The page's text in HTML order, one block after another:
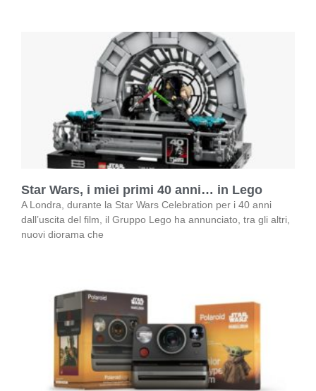
Star Wars, i miei primi 40 anni… in Lego
A Londra, durante la Star Wars Celebration per i 40 anni
dall’uscita del film, il Gruppo Lego ha annunciato, tra gli altri,
nuovi diorama che